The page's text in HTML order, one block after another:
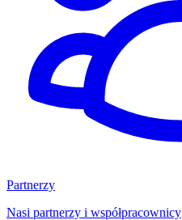
Partnerzy
Nasi partnerzy i współpracownicy